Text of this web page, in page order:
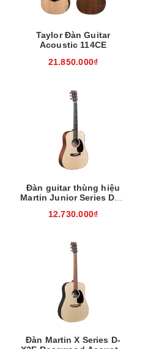
Taylor Đàn Guitar
Acoustic 114CE
21.850.000₫
Đàn guitar thùng hiệu
Martin Junior Series DJr-
12.730.000₫
Đàn Martin X Series D-